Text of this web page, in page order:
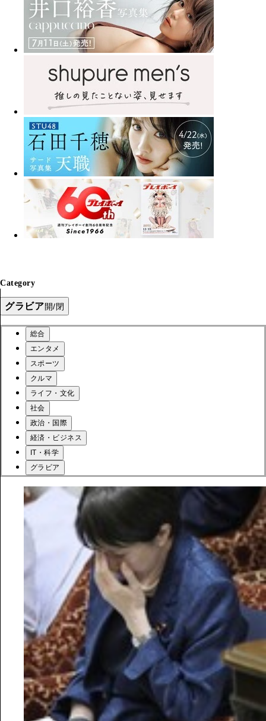
Category
グラビア開/閉
総合
エンタメ
スポーツ
クルマ
ライフ・文化
社会
政治・国際
経済・ビジネス
IT・科学
グラビア